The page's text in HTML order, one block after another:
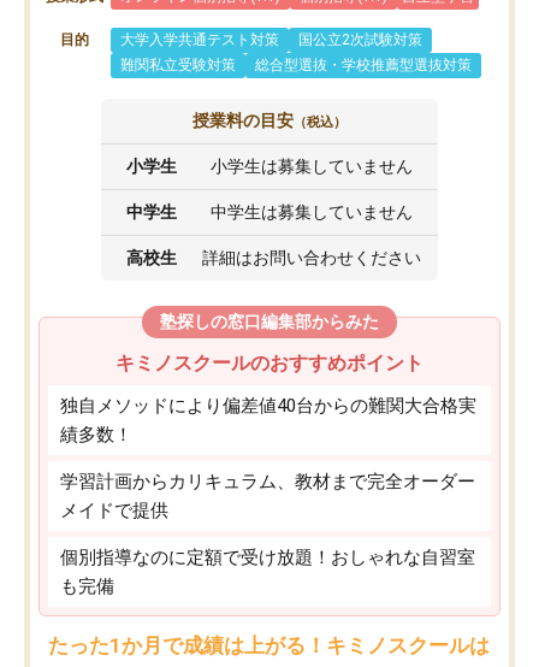
目的 大学入学共通テスト対策
国公立2次試験対策
難関私立受験対策
総合型選抜・学校推薦型選抜対策
授業料の目安 （税込）
小学生 小学生は募集していません
中学生 中学生は募集していません
高校生 詳細はお問い合わせください
塾探しの窓口編集部からみた
キミノスクールのおすすめポイント
独自メソッドにより偏差値40台からの難関大合格実
績多数！
学習計画からカリキュラム、教材まで完全オーダー
メイドで提供
個別指導なのに定額で受け放題！おしゃれな自習室
も完備
たった1か月で成績は上がる！キミノスクールは